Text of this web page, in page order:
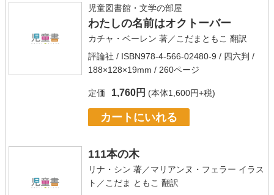
児童図書館・文学の部屋
わたしの名前はオクトーバー
カチャ・ベーレン 著／ こだまともこ 翻訳
評論社 / ISBN978-4-566-02480-9 / 四六判 /
188×128×19mm / 260ページ
定価 1,760円 (本体1,600円+税)
カートにいれる
111本の木
リナ・シン 著／マリアンヌ・フェラー イラス
ト／ こだま ともこ 翻訳